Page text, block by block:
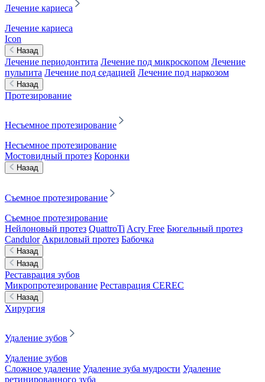
Лечение кариеса
Лечение кариеса
Icon
Назад
Лечение периодонтита Лечение под микроскопом Лечение
пульпита Лечение под седацией Лечение под наркозом
Назад
Протезирование
Несъемное протезирование
Несъемное протезирование
Мостовидный протез Коронки
Назад
Съемное протезирование
Съемное протезирование
Нейлоновый протез QuattroTi Acry Free Бюгельный протез
Candulor Акриловый протез Бабочка
Назад
Назад
Реставрация зубов
Микропротезирование Реставрация CEREC
Назад
Хирургия
Удаление зубов
Удаление зубов
Сложное удаление Удаление зуба мудрости Удаление
ретинированного зуба